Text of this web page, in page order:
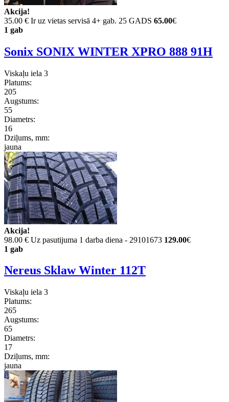
Akcija!
35.00 € Ir uz vietas servisā 4+ gab. 25 GADS 65.00€
1 gab
Sonix SONIX WINTER XPRO 888 91H
Viskaļu iela 3
Platums:
205
Augstums:
55
Diametrs:
16
Dziļums, mm:
jauna
Akcija!
98.00 € Uz pasutijuma 1 darba diena - 29101673 129.00€
1 gab
Nereus Sklaw Winter 112T
Viskaļu iela 3
Platums:
265
Augstums:
65
Diametrs:
17
Dziļums, mm:
jauna